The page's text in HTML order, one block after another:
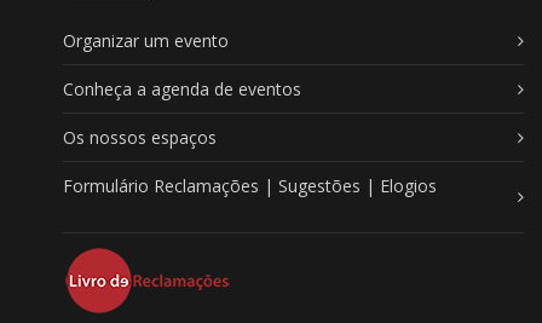
Organizar um evento
Conheça a agenda de eventos
Os nossos espaços
Formulário Reclamações | Sugestões | Elogios